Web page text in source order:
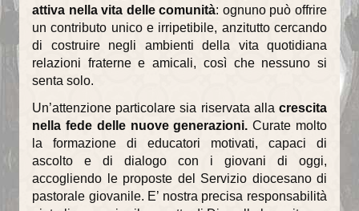
attiva nella vita delle comunità: ognuno può offrire
un contributo unico e irripetibile, anzitutto cercando
di costruire negli ambienti della vita quotidiana
relazioni fraterne e amicali, così che nessuno si
senta solo.
Un’attenzione particolare sia riservata alla crescita
nella fede delle nuove generazioni. Curate molto
la formazione di educatori motivati, capaci di
ascolto e di dialogo con i giovani di oggi,
accogliendo le proposte del Servizio diocesano di
pastorale giovanile. E’ nostra precisa responsabilità